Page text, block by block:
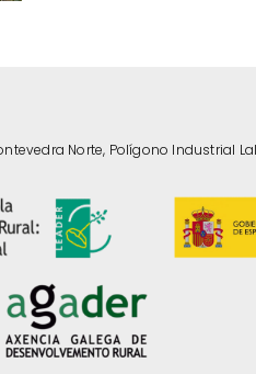
Norte, Polígono Industrial